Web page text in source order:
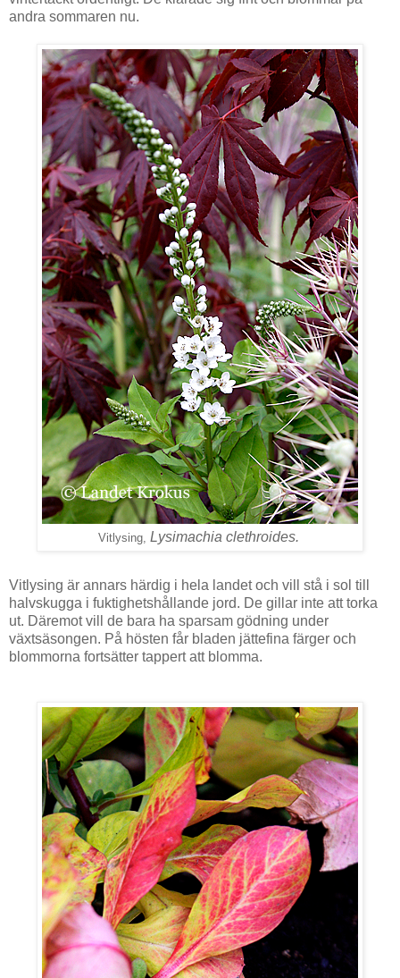
andra sommaren nu.
Vitlysing, Lysimachia clethroides.
Vitlysing är annars härdig i hela landet och vill stå i sol till
halvskugga i fuktighetshållande jord. De gillar inte att torka
ut. Däremot vill de bara ha sparsam gödning under
växtsäsongen. På hösten får bladen jättefina färger och
blommorna fortsätter tappert att blomma.